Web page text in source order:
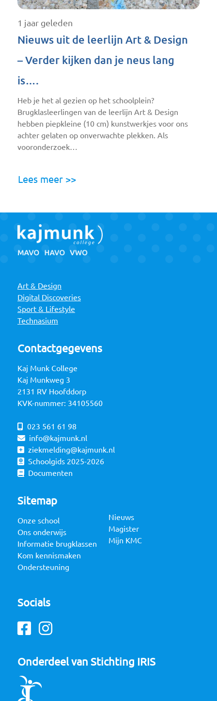
1 jaar geleden
Nieuws uit de leerlijn Art & Design
– Verder kijken dan je neus lang
is….
Heb je het al gezien op het schoolplein?
Brugklasleerlingen van de leerlijn Art & Design
hebben piepkleine (10 cm) kunstwerkjes voor ons
achter gelaten op onverwachte plekken. Als
vooronderzoek…
Lees meer >>
Art & Design
Digital Discoveries
Sport & Lifestyle
Technasium
Contactgegevens
Kaj Munk College
Kaj Munkweg 3
2131 RV Hoofddorp
KVK-nummer: 34105560
023 561 61 98
info@kajmunk.nl
ziekmelding@kajmunk.nl
Schoolgids 2025-2026
Documenten
Sitemap
Onze school
Ons onderwijs
Informatie brugklassen
Kom kennismaken
Ondersteuning
Nieuws
Magister
Mijn KMC
Socials
Facebook
Instagram
Onderdeel van Stichting IRIS